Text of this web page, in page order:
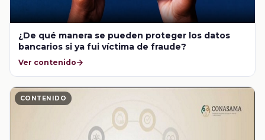
¿De qué manera se pueden proteger los datos
bancarios si ya fui víctima de fraude?
Ver contenido
CONTENIDO